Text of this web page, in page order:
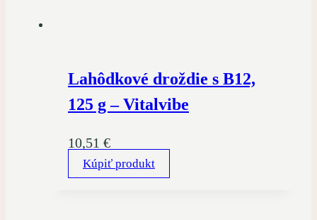
Lahôdkové droždie s B12,
125 g – Vitalvibe
10,51 €
Kúpiť produkt